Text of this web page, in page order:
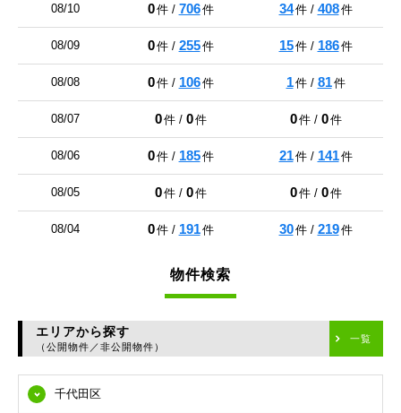
08/10 0件 / 706件 34件 / 408件
08/09 0件 / 255件 15件 / 186件
08/08 0件 / 106件 1件 / 81件
08/07 0件 / 0件 0件 / 0件
08/06 0件 / 185件 21件 / 141件
08/05 0件 / 0件 0件 / 0件
08/04 0件 / 191件 30件 / 219件
物件検索
エリアから探す
（公開物件／非公開物件）
一覧
千代田区